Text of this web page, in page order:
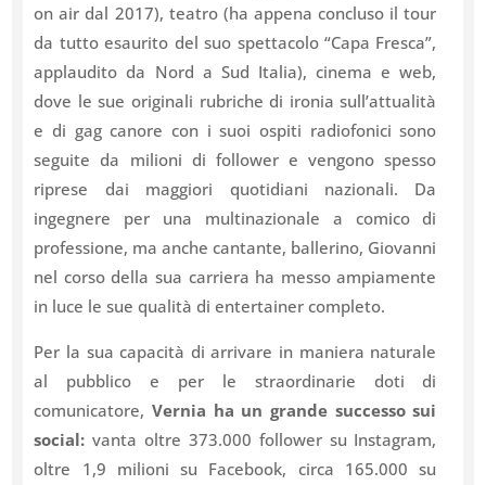
on air dal 2017), teatro (ha appena concluso il tour
da tutto esaurito del suo spettacolo “Capa Fresca”,
applaudito da Nord a Sud Italia), cinema e web,
dove le sue originali rubriche di ironia sull’attualità
e di gag canore con i suoi ospiti radiofonici sono
seguite da milioni di follower e vengono spesso
riprese dai maggiori quotidiani nazionali. Da
ingegnere per una multinazionale a comico di
professione, ma anche cantante, ballerino, Giovanni
nel corso della sua carriera ha messo ampiamente
in luce le sue qualità di entertainer completo.
Per la sua capacità di arrivare in maniera naturale
al pubblico e per le straordinarie doti di
comunicatore, Vernia ha un grande successo sui
social: vanta oltre 373.000 follower su Instagram,
oltre 1,9 milioni su Facebook, circa 165.000 su